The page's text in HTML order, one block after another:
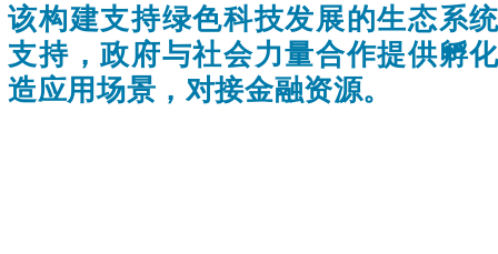
该构建支持绿色科技发展的生态系
支持，政府与社会力量合作提供孵
造应用场景，对接金融资源。